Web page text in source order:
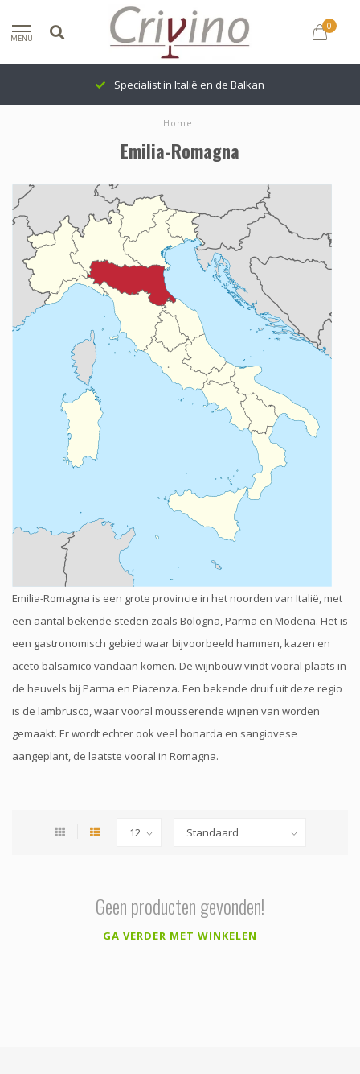
MENU
0
Specialist in Italië en de Balkan
Home
Emilia-Romagna
Emilia-Romagna is een grote provincie in het noorden van Italië, met
een aantal bekende steden zoals Bologna, Parma en Modena. Het is
een gastronomisch gebied waar bijvoorbeeld hammen, kazen en
aceto balsamico vandaan komen. De wijnbouw vindt vooral plaats in
de heuvels bij Parma en Piacenza. Een bekende druif uit deze regio
is de lambrusco, waar vooral mousserende wijnen van worden
gemaakt. Er wordt echter ook veel bonarda en sangiovese
aangeplant, de laatste vooral in Romagna.
Geen producten gevonden!
GA VERDER MET WINKELEN